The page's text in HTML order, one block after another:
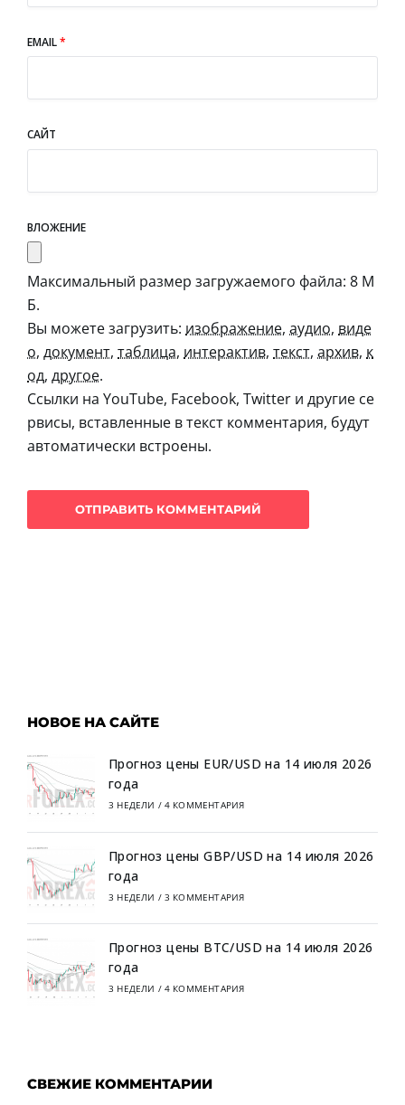
EMAIL*
САЙТ
ВЛОЖЕНИЕ
Максимальный размер загружаемого файла: 8 М
Б.
Вы можете загрузить: изображение, аудио, виде
о, документ, таблица, интерактив, текст, архив, к
од, другое.
Ссылки на YouTube, Facebook, Twitter и другие се
рвисы, вставленные в текст комментария, будут
автоматически встроены.
НОВОЕ НА САЙТЕ
Прогноз цены EUR/USD на 14 июля 2026
года
3 НЕДЕЛИ / 4 КОММЕНТАРИЯ
Прогноз цены GBP/USD на 14 июля 2026
года
3 НЕДЕЛИ / 3 КОММЕНТАРИЯ
Прогноз цены BTC/USD на 14 июля 2026
года
3 НЕДЕЛИ / 4 КОММЕНТАРИЯ
СВЕЖИЕ КОММЕНТАРИИ